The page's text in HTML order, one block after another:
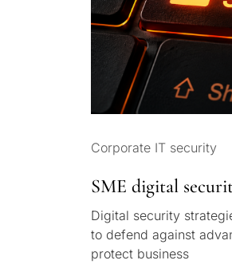
Corporate IT security
SME digital
Digital security
to defend against
protect business